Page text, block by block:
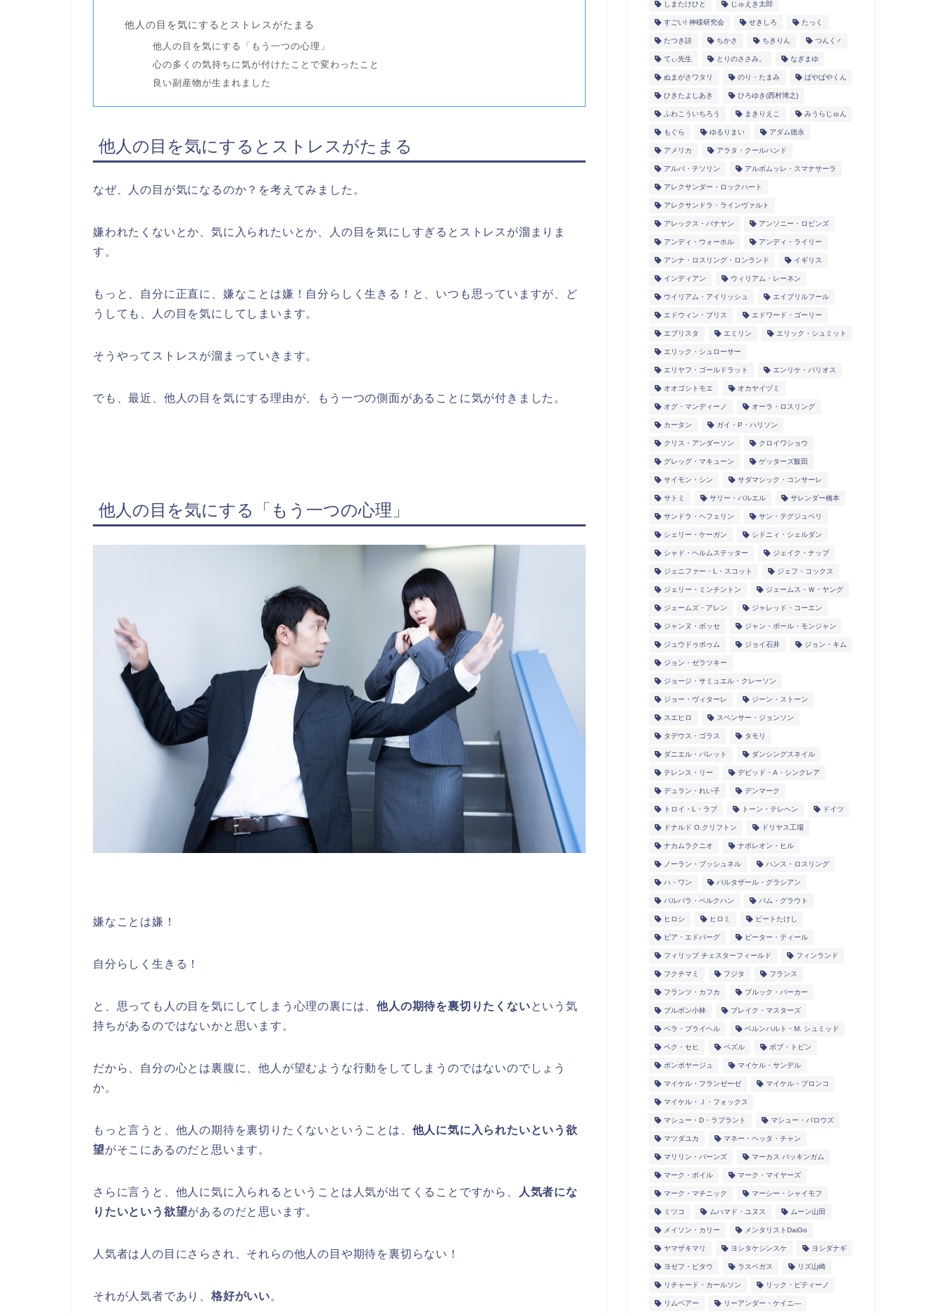
他人の目を気にするとストレスがたまる
他人の目を気にする「もう一つの心理」
心の多くの気持ちに気が付けたことで変わったこと
良い副産物が生まれました
他人の目を気にするとストレスがたまる
なぜ、人の目が気になるのか？を考えてみました。
嫌われたくないとか、気に入られたいとか、人の目を気にしすぎるとストレスが溜まりま
す。
もっと、自分に正直に、嫌なことは嫌！自分らしく生きる！と、いつも思っていますが、ど
うしても、人の目を気にしてしまいます。
そうやってストレスが溜まっていきます。
でも、最近、他人の目を気にする理由が、もう一つの側面があることに気が付きました。
他人の目を気にする「もう一つの心理」
嫌なことは嫌！
自分らしく生きる！
と、思っても人の目を気にしてしまう心理の裏には、他人の期待を裏切りたくないという気
持ちがあるのではないかと思います。
だから、自分の心とは裏腹に、他人が望むような行動をしてしまうのではないのでしょう
か。
もっと言うと、他人の期待を裏切りたくないということは、 他人に気に入られたいという欲
望がそこにあるのだと思います。
さらに言うと、他人に気に入られるということは人気が出てくることですから、
人気者にな
りたいという欲望があるのだと思います。
人気者は人の目にさらされ、それらの他人の目や期待を裏切らない！
それが人気者であり、 格好がいい。
しまたけひと じゅえき太郎
すごい! 神様研究会 せきしろ たっく
たつき諒 ちかさ ちきりん つんく♂
てぃ先生 とりのささみ。 なぎまゆ
ぬまがさワタリ のり・たまみ ぱやぱやくん
ひきたよしあき ひろゆき(西村博之)
ふわこういちろう まきりえこ みうらじゅん
もぐら ゆるりまい アダム徳永
アメリカ アラタ・クールハンド
アルパ・テソリン アルボムッレ・スマナサーラ
アレクサンダー・ロックハート
アレクサンドラ・ラインヴァルト
アレックス・バナヤン アンソニー・ロビンズ
アンディ・ウォーホル アンディ・ライリー
アンナ・ロスリング・ロンランド イギリス
インディアン ウィリアム・レーネン
ウイリアム・アイリッシュ エイプリルフール
エドウィン・ブリス エドワード・ゴーリー
エブリスタ エミリン エリック・シュミット
エリック・シュローサー
エリヤフ・ゴールドラット エンリケ・バリオス
オオゴシトモエ オカヤイヅミ
オグ・マンディーノ オーラ・ロスリング
カータン ガイ・P・ハリソン
クリス・アンダーソン クロイワショウ
グレッグ・マキューン ゲッターズ飯田
サイモン・シン サダマシック・コンサーレ
サトミ サリー・バルエル サレンダー橋本
サンドラ・ヘフェリン サン・テグジュペリ
シェリー・ケーガン シドニィ・シェルダン
シャド・ヘルムステッター ジェイク・ナップ
ジェニファー・L・スコット ジェフ・コックス
ジェリー・ミンチントン ジェームス・Ｗ・ヤング
ジェームズ・アレン ジャレッド・コーエン
ジャンヌ・ボッセ ジャン・ポール・モンジャン
ジュウドゥポゥム ジョイ石井 ジョン・キム
ジョン・ゼラツキー
ジョージ・サミュエル・クレーソン
ジョー・ヴィターレ ジーン・ストーン
スエヒロ スペンサー・ジョンソン
タデウス・ゴラス タモリ
ダニエル・バレット ダンシングスネイル
テレンス・リー デビッド・A・シンクレア
デュラン・れい子 デンマーク
トロイ・L・ラブ トーン・テレヘン ドイツ
ドナルド O.クリフトン ドリヤス工場
ナカムラクニオ ナポレオン・ヒル
ノーラン・ブッシュネル ハンス・ロスリング
ハ・ワン バルタザール・グラシアン
バルバラ・ベルクハン パム・グラウト
ヒロシ ヒロミ ビートたけし
ピア・エドバーグ ピーター・ティール
フィリップ チェスターフィールド フィンランド
フクチマミ フジタ フランス
フランツ・カフカ ブルック・バーカー
ブルボン小林 ブレイク・マスターズ
ベラ・ブライヘル ベルンハルト・M. シュミッド
ペク・セヒ ペズル ボブ・トビン
ボンボヤージュ マイケル・サンデル
マイケル・フランゼーゼ マイケル・プロンコ
マイケル・Ｊ・フォックス
マシュー・D・ラプラント マシュー・バロウズ
マツダユカ マネー・ヘッタ・チャン
マリリン・バーンズ マーカス バッキンガム
マーク・ボイル マーク・マイヤーズ
マーク・マチニック マーシー・シャイモフ
ミツコ ムハマド・ユヌス ムーン山田
メイソン・カリー メンタリストDaiGo
ヤマザキマリ ヨシタケシンスケ ヨシダナギ
ヨゼフ・ピタウ ラスベガス リズ山崎
リチャード・カールソン リック・ピティーノ
リムベアー リーアンダー・ケイニ―